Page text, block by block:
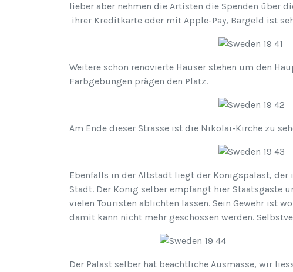
lieber aber nehmen die Artisten die Spenden über
ihrer Kreditkarte oder mit Apple-Pay, Bargeld ist
Weitere schön renovierte Häuser stehen um den
Farbgebungen prägen den Platz.
Am Ende dieser Strasse ist die Nikolai-Kirche zu
Ebenfalls in der Altstadt liegt der Königspalast,
Stadt. Der König selber empfängt hier Staatsgäste
vielen Touristen ablichten lassen. Sein Gewehr ist
damit kann nicht mehr geschossen werden.
Der Palast selber hat beachtliche Ausmasse, wir